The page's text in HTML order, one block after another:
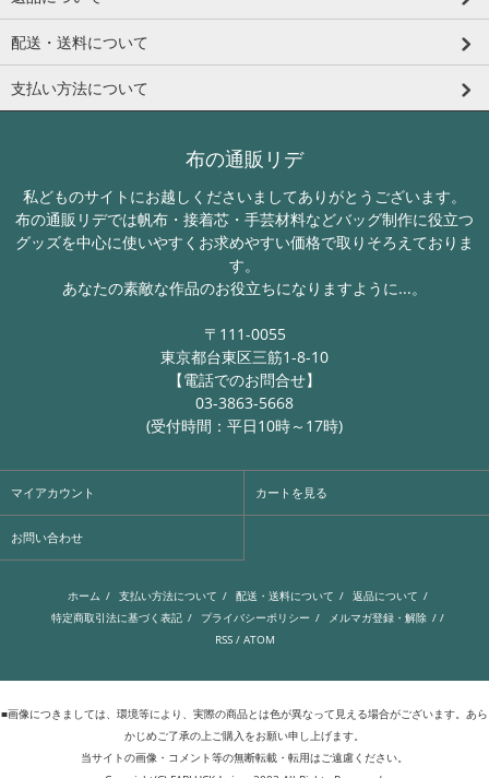
配送・送料について
支払い方法について
布の通販リデ
私どものサイトにお越しくださいましてありがとうございます。
布の通販リデでは帆布・接着芯・手芸材料などバッグ制作に役立つ
グッズを中心に使いやすくお求めやすい価格で取りそろえておりま
す。
あなたの素敵な作品のお役立ちになりますように...。
〒111-0055
東京都台東区三筋1-8-10
【電話でのお問合せ】
03-3863-5668
(受付時間：平日10時～17時)
マイアカウント カートを見る
お問い合わせ
ホーム / 支払い方法について / 配送・送料について / 返品について /
特定商取引法に基づく表記 / プライバシーポリシー / メルマガ登録・解除 / /
RSS/ ATOM
■画像につきましては、環境等により、実際の商品とは色が異なって見える場合がございます。あら
かじめご了承の上ご購入をお願い申し上げます。
当サイトの画像・コメント等の無断転載・転用はご遠慮ください。